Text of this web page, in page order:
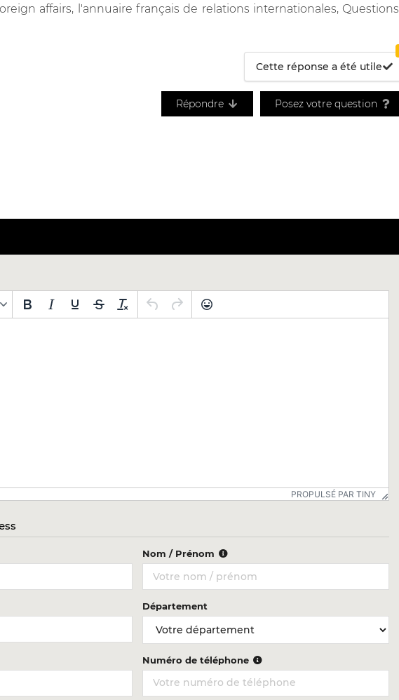
affairs, l'annuaire français de relations internationales, Questions
Cette réponse a été utile
Répondre Posez votre question
PROPULSÉ PAR TINY
Nom / Prénom
Département
Numéro de téléphone